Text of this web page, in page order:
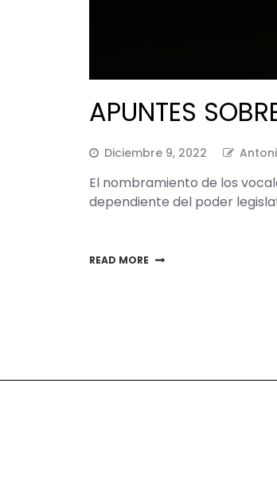
APUNTES
Diciembre 9, 2022
El nombramiento de los
dependiente del poder
READ MORE